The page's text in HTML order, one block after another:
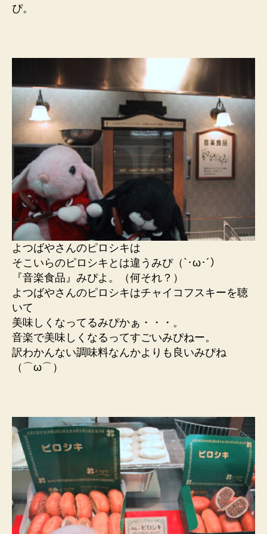
ぴ。
よつばやさんのピロシキは
そこいらのピロシキとは違うみぴ（`･ω･´）
『音楽食品』みぴよ。（何それ？）
よつばやさんのピロシキはチャイコフスキーを聴
いて
美味しくなってるみぴかぁ・・・。
音楽で美味しくなるってすごいみぴねー。
訳わかんない調味料なんかよりも良いみぴね
（⌒ω⌒）